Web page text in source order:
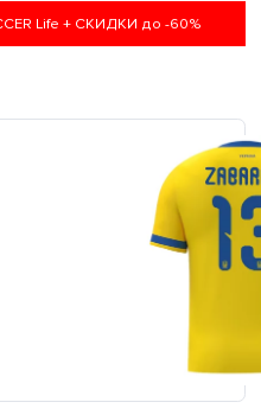
Life + СКИДКИ до -60%